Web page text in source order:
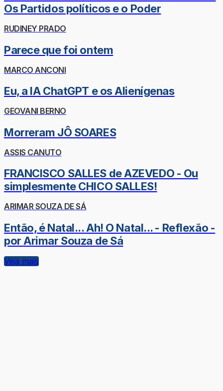
Os Partidos políticos e o Poder
RUDINEY PRADO
Parece que foi ontem
MARCO ANCONI
Eu, a IA ChatGPT e os Alienígenas
GEOVANI BERNO
Morreram JÔ SOARES
ASSIS CANUTO
FRANCISCO SALLES de AZEVEDO - Ou
simplesmente CHICO SALLES!
ARIMAR SOUZA DE SÁ
Então, é Natal... Ah! O Natal... - Reflexão -
por Arimar Souza de Sá
Veja mais